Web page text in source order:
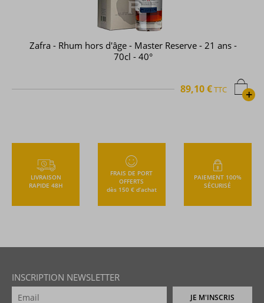
Zafra - Rhum hors d'âge - Master Reserve - 21 ans -
70cl - 40°
+
89,10 €TTC
LIVRAISON
RAPIDE 48H
FRAIS DE PORT
OFFERTS
dès 150 € d’achat
PAIEMENT 100%
SÉCURISÉ
INSCRIPTION NEWSLETTER
JE M'INSCRIS